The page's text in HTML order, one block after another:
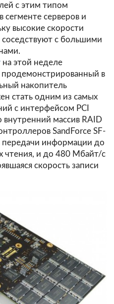
с этим типом
сегменте серверов и
высокие скорости
с большими
на этой неделе
в
накопитель
стать одним из самых
с интерфейсом PCI
массив RAID
SandForce SF-
информации до
чтения, и до 480 Мбайт/с
скорость записи